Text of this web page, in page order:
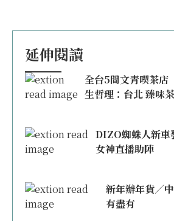
延伸閱讀
全台5間文青喫茶店
生哲理：台北 臻味
DIZO蜘蛛人新車
女神直播助陣
新年辦年貨／
有盡有